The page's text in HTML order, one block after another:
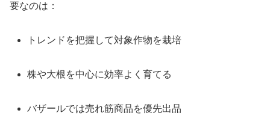
要なのは：
トレンドを把握して対象作物を栽培
株や大根を中心に効率よく育てる
バザールでは売れ筋商品を優先出品